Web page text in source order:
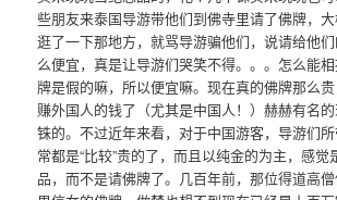
些朋友来泰国导游带他们到佛寺里请了佛牌，
逛了一下那地方，就骂导游骗他们，说请给他
么便宜，真是让导游们哭笑不得。。。怎么能
牌是假的嘛，所以便宜嘛。现在真的佛牌那么
赚外国人的钱了（尤其是中国人！）赫赫有名
铢的。不过近年来看，对于中国游客，导游们
常都是“比较”贵的了，而且以纯金的为主，感觉
品，而不是请佛牌了。几百年前，那位得道高